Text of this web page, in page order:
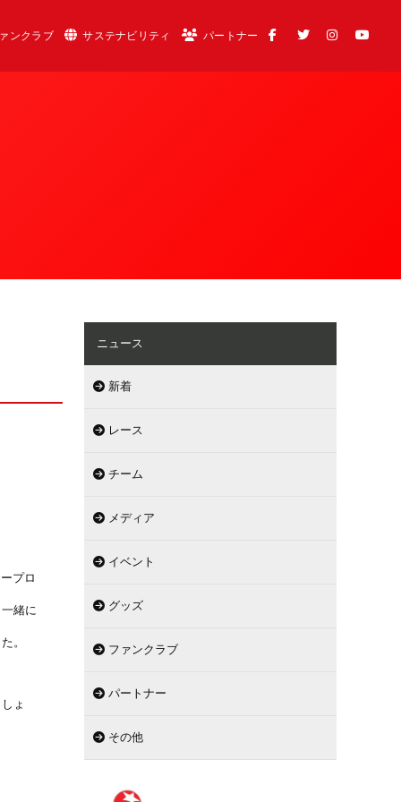
ンクラブ サステナビリティ パートナー
プロ
緒に
。
ょ
ニュース
新着
レース
チーム
メディア
イベント
グッズ
ファンクラブ
パートナー
その他